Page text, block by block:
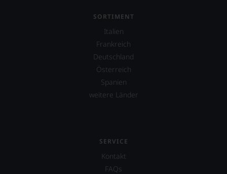
SORTIMENT
Italien
Frankreich
Deutschland
Österreich
Spanien
weitere Länder
SERVICE
Kontakt
FAQs